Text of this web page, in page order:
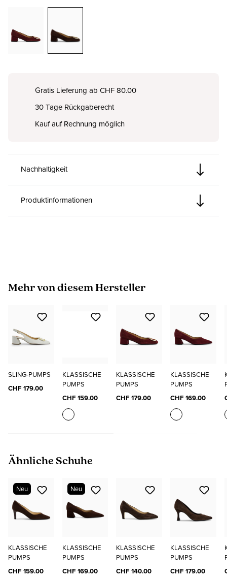
Gratis Lieferung ab CHF 80.00
30 Tage Rückgaberecht
Kauf auf Rechnung möglich
Nachhaltigkeit
Produktinformationen
Produktgalerie überspringen
Mehr von diesem Hersteller
SLING-PUMPS
CHF 179.00
KLASSISCHE
PUMPS
CHF 159.00
KLASSISCHE
PUMPS
CHF 179.00
KLASSISCHE
PUMPS
CHF 169.00
Produktgalerie überspringen
Ähnliche Schuhe
Neu
KLASSISCHE
PUMPS
CHF 159.00
Neu
KLASSISCHE
PUMPS
CHF 169.00
KLASSISCHE
PUMPS
CHF 140.00
KLASSISCHE
PUMPS
CHF 179.00